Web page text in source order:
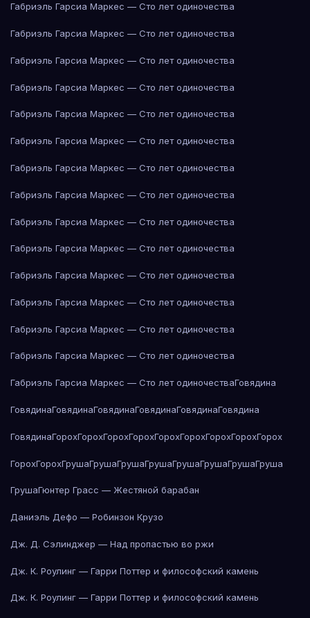
Габриэль Гарсиа Маркес — Сто лет одиночества
Габриэль Гарсиа Маркес — Сто лет одиночества
Габриэль Гарсиа Маркес — Сто лет одиночества
Габриэль Гарсиа Маркес — Сто лет одиночества
Габриэль Гарсиа Маркес — Сто лет одиночества
Габриэль Гарсиа Маркес — Сто лет одиночества
Габриэль Гарсиа Маркес — Сто лет одиночества
Габриэль Гарсиа Маркес — Сто лет одиночества
Габриэль Гарсиа Маркес — Сто лет одиночества
Габриэль Гарсиа Маркес — Сто лет одиночества
Габриэль Гарсиа Маркес — Сто лет одиночества
Габриэль Гарсиа Маркес — Сто лет одиночества
Габриэль Гарсиа Маркес — Сто лет одиночества
Габриэль Гарсиа Маркес — Сто лет одиночества
Габриэль Гарсиа Маркес — Сто лет одиночестваГовядина
ГовядинаГовядинаГовядинаГовядинаГовядинаГовядина
ГовядинаГорохГорохГорохГорохГорохГорохГорохГорохГорох
ГорохГорохГрушаГрушаГрушаГрушаГрушаГрушаГрушаГруша
ГрушаГюнтер Грасс — Жестяной барабан
Даниэль Дефо — Робинзон Крузо
Дж. Д. Сэлинджер — Над пропастью во ржи
Дж. К. Роулинг — Гарри Поттер и философский камень
Дж. К. Роулинг — Гарри Поттер и философский камень